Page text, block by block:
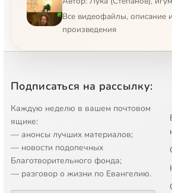
10 Воспитание
13 Молитва
14 Успех
Зависть
Все видеофайлы, описание
произведения
Подписаться на рассылку:
Каждую неделю в вашем почтовом
ящике:
— анонсы лучших материалов;
— новости подопечных
Благотворительного фонда;
— разговор о жизни по Евангелию.